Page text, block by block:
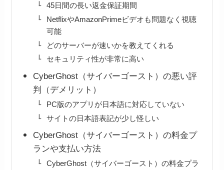
45日間の長い返金保証期間
NetflixやAmazonPrimeビデオも問題なく視聴
可能
どのサーバーが速いかを教えてくれる
セキュリティ性が非常に高い
CyberGhost（サイバーゴースト）の悪い評
判（デメリット）
PC版のアプリが日本語に対応していない
サイトの日本語表記が少し怪しい
CyberGhost（サイバーゴースト）の料金プ
ランや支払い方法
CyberGhost（サイバーゴースト）の料金プラ